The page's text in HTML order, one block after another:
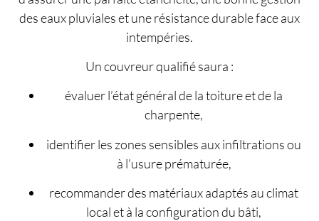
des eaux pluviales et une résistance durable face aux
intempéries.
Un couvreur qualifié saura :
évaluer l’état général de la toiture et de la
charpente,
identifier les zones sensibles aux infiltrations ou
à l’usure prématurée,
recommander des matériaux adaptés au climat
local et à la configuration du bâti,